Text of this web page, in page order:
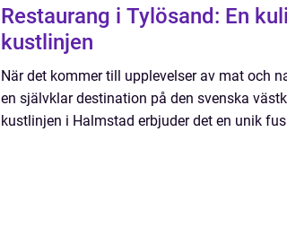
Restaurang i Tylösand: En
kustlinjen
När det kommer till upplevelser av mat och
en självklar destination på den svenska
kustlinjen i Halmstad erbjuder det en unik